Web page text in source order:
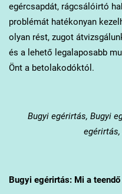
egércsapdát, rágcsálóirtó
problémát hatékonyan
olyan rést, zugot
és a lehető legalaposabb
Önt a betolakodóktól.
Bugyi egérirtás, Bugyi
Bugyi egérirtás: Mi a